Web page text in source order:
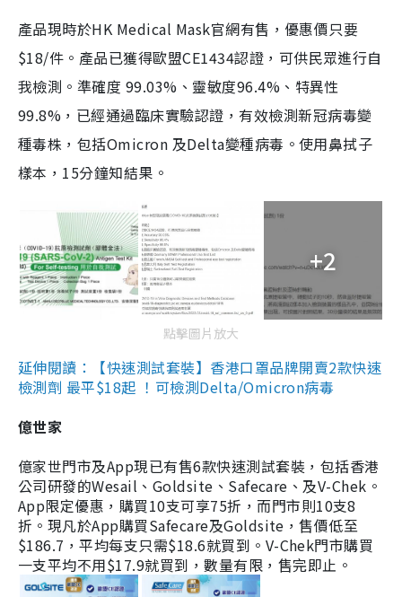
產品現時於HK Medical Mask官網有售，優惠價只要
$18/件。產品已獲得歐盟CE1434認證，可供民眾進行自
我檢測。準確度 99.03%、靈敏度96.4%、特異性
99.8%，已經通過臨床實驗認證，有效檢測新冠病毒變
種毒株，包括Omicron 及Delta變種病毒。使用鼻拭子
樣本，15分鐘知結果。
+2
點擊圖片放大
延伸閱讀：【快速測試套裝】香港口罩品牌開賣2款快速
檢測劑 最平$18起 ！可檢測Delta/Omicron病毒
億世家
億家世門市及App現已有售6款快速測試套裝，包括香港
公司研發的Wesail、Goldsite、Safecare、及V-Chek。
App限定優惠，購買10支可享75折，而門市則10支8
折。現凡於App購買Safecare及Goldsite，售價低至
$186.7，平均每支只需$18.6就買到。V-Chek門市購買
一支平均不用$17.9就買到，數量有限，售完即止。